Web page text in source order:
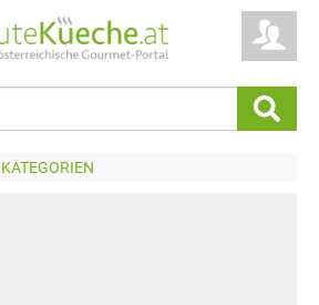
KATEGORIEN